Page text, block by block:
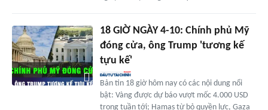
18 GIỜ NGÀY 4-10: Chính phủ Mỹ
đóng cửa, ông Trump 'tương kế
tựu kế'
Bản tin 18 giờ hôm nay có các nội dung nổi
bật: Vàng được dự báo vượt mốc 4.000 USD
trong tuần tới; Hamas từ bỏ quyền lực, Gaza